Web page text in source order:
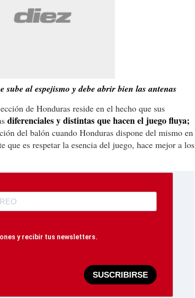
sube al espejismo y debe abrir bien las antenas
de Honduras reside en el hecho que sus
diferenciales y distintas que hacen el juego fluya;
del balón cuando Honduras dispone del mismo en
que es respetar la esencia del juego, hace mejor a los
y recibir tus newsletters.
SUSCRIBIRSE